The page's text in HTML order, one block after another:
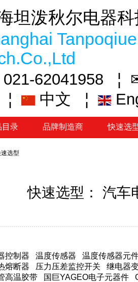
海坦泼秋尔电器
62041958 ¦
¦ 中文 ¦
目录 品牌制造商 快速选
选型
快速选型： 汽车
控制器 温度传感器
温度传感器元
熔断器
压力压差监控开关
继电器
高温胶带
国巨YAGEO电子元器件